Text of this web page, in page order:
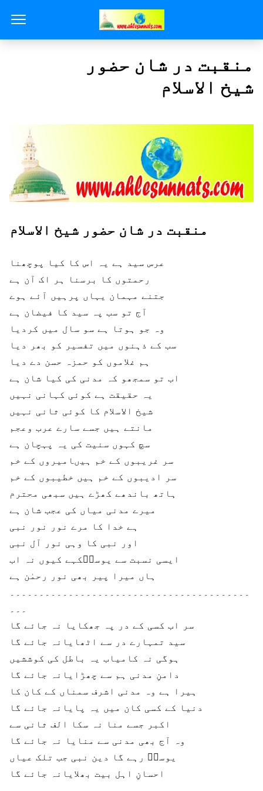
منقبت در شان حضور
شیخ الاسلام
منقبت در شان حضور شیخ الاسلام
عرس سید ہے یہ اس کا کیا پوچھنا
رحمتوں کا برسنا ہر اک آن ہے
جتنے مہمان یہاں پرہیں آئے ہوے
آج تو سب پہ سید کا فیضان ہے
وہ جو ہوتا ہے سو سال میں کردیا
ہم غلاموں کو حمزہ حسن دے دیا
اب تو سمجھو کہ مدنی کی کیا شان ہے
یہ حقیقت ہے کوئی کہانی نہیں
مانتے ہیں جسے سارے عرب وعجم
سچ کہوں سنیت کی یہ پہچان ہے
سر غریبوں کے خم ہیںامیروں کے خم
ہاتھ باندھے کھڑے ہیں سبھی محترم
میرے مدنی میاں کی عجب شان ہے
ہے خدا کا مرے نور نور نبی
ایسی نسبت سے یوسفؔکہے کیوں نہ اب
ہاں میرا پیر بھی نور رحمٰن ہے
۔۔۔۔۔۔۔۔۔۔۔۔۔۔۔۔۔۔۔۔۔۔۔۔۔۔۔۔۔۔۔۔۔۔۔۔۔۔۔۔۔
۔۔۔
سر اب کسی کے در پہ جھکایا نہ جائے گا
سید تمہارے در سے اٹھایانہ جائے گا
ہوگی نہ کامیاب یہ باطل کی کوششیں
دامنِ مدنی ہم سے چھڑایانہ جائے گا
ہیرا ہے وہ مدنی اشرف سمناں کے کان کا
دنیا کے کسی کان میں یہ پایانہ جائے گا
اکبر جسے منا نہ سکا الف ثانی سے
وہ آج بھی مدنی سے منایا نہ جائے گا
یوسفؔ رہے گا دین نبی جب تلک عیاں
احسانِ اہل بیت بھلایانہ جائے گا